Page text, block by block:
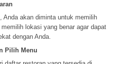
akan diminta untuk memilih
lokasi yang benar agar dapat
dengan Anda.
Pilih Menu